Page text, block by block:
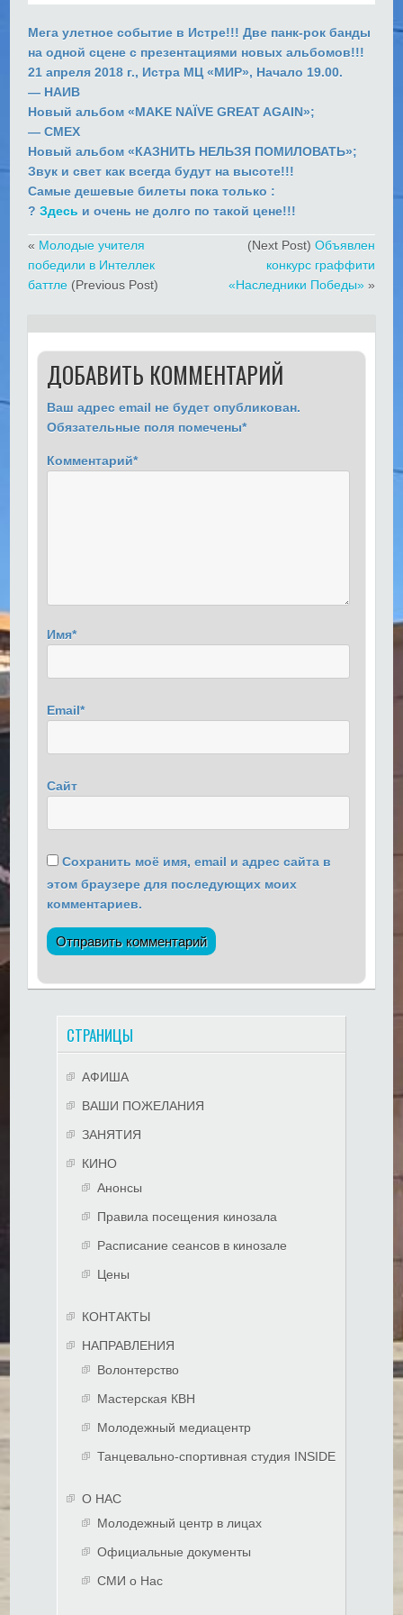
Мега улетное событие в Истре!!! Две панк-рок банды
на одной сцене с презентациями новых альбомов!!!
21 апреля 2018 г., Истра МЦ «МИР», Начало 19.00.
— НАИВ
Новый альбом «MAKE NAÏVE GREAT AGAIN»;
— СМЕХ
Новый альбом «КАЗНИТЬ НЕЛЬЗЯ ПОМИЛОВАТЬ»;
Звук и свет как всегда будут на высоте!!!
Самые дешевые билеты пока только :
?Здесь и очень не долго по такой цене!!!
« Молодые учителя
победили в Интеллек
баттле (Previous Post)
(Next Post) Объявлен
конкурс граффити
«Наследники Победы»»
ДОБАВИТЬ КОММЕНТАРИЙ
Ваш адрес email не будет опубликован.
Обязательные поля помечены*
Комментарий*
Имя*
Email*
Сайт
Сохранить моё имя, email и адрес сайта в
этом браузере для последующих моих
комментариев.
СТРАНИЦЫ
АФИША
ВАШИ ПОЖЕЛАНИЯ
ЗАНЯТИЯ
КИНО
Анонсы
Правила посещения кинозала
Расписание сеансов в кинозале
Цены
КОНТАКТЫ
НАПРАВЛЕНИЯ
Волонтерство
Мастерская КВН
Молодежный медиацентр
Танцевально-спортивная студия INSIDE
О НАС
Молодежный центр в лицах
Официальные документы
СМИ о Нас